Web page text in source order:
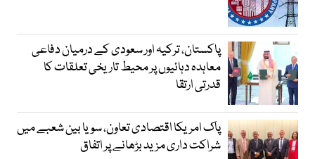
پاکستان، ترکیہ اور سعودی کے درمیان دفاعی
معاہدہ دہائیوں پر محیط تاریخی تعلقات کا
قدرتی ارتقا
پاک امریکا اقتصادی تعاون، سویا بین شعبے میں
شراکت داری مزید بڑھانے پر اتفاق